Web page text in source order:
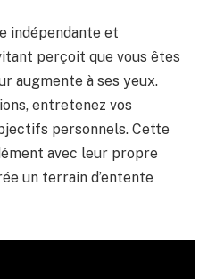
indépendante et
perçoit que vous êtes
augmente à ses yeux.
entretenez vos
personnels. Cette
avec leur propre
un terrain d’entente